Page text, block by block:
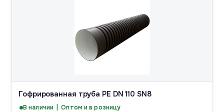
Гофрированная труба PE DN 110 SN8
В наличии | Оптом и в розницу